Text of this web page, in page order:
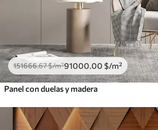
151666.67$/m²91000 .00 $/m²
Panel con duelas y madera